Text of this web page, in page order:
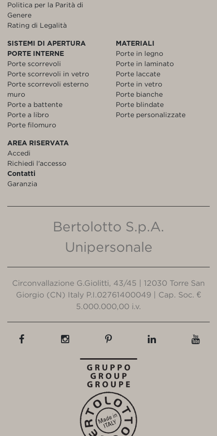
Politica per la Parità di
Genere
Rating di Legalità
SISTEMI DI APERTURA
PORTE INTERNE
Porte scorrevoli
Porte scorrevoli in vetro
Porte scorrevoli esterno
muro
Porte a battente
Porte a libro
Porte filomuro
MATERIALI
Porte in legno
Porte in laminato
Porte laccate
Porte in vetro
Porte bianche
Porte blindate
Porte personalizzate
AREA RISERVATA
Accedi
Richiedi l'accesso
Contatti
Garanzia
Bertolotto S.p.A.
Unipersonale
Circonvallazione G.Giolitti, 43/45 | 12030 Torre San
Giorgio (CN) Italy P.I.02761400049 | Cap. Soc. €
5.000.000,00 i.v.